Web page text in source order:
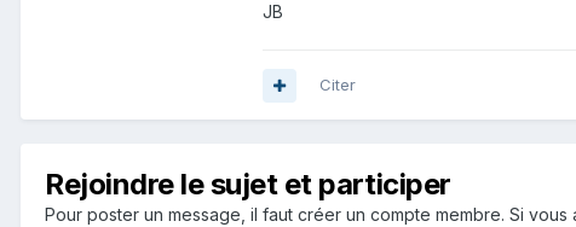
JB
Citer
Rejoindre le sujet et participer
Pour poster un message, il faut créer un compte membre. Si vous